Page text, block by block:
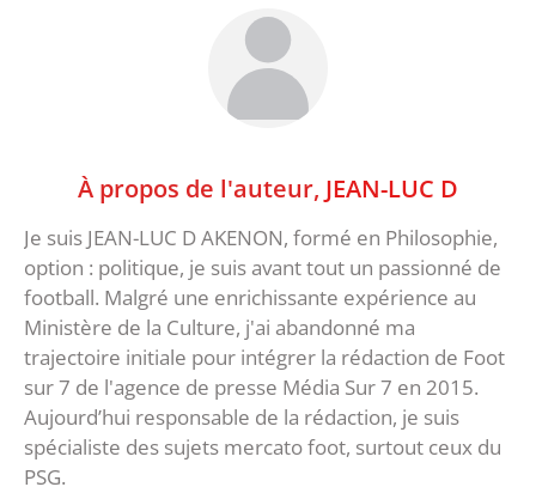
À propos de l'auteur, JEAN-LUC D
Je suis JEAN-LUC D AKENON, formé en Philosophie,
option : politique, je suis avant tout un passionné de
football. Malgré une enrichissante expérience au
Ministère de la Culture, j'ai abandonné ma
trajectoire initiale pour intégrer la rédaction de Foot
sur 7 de l'agence de presse Média Sur 7 en 2015.
Aujourd’hui responsable de la rédaction, je suis
spécialiste des sujets mercato foot, surtout ceux du
PSG.